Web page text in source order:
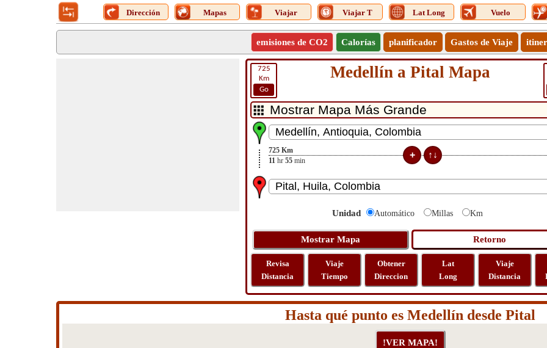
Dirección Mapas Viajar Viajar T Lat Long Vuelo
emisiones de CO2 Calorías planificador Gastos de Viaje
725
Km
Go
Medellín a Pital Mapa
725 Km
11 hr 55 min
Unidad Automático Millas Km
Revisa
Distancia
Viaje
Tiempo
Obtener
Direccion
Lat
Long
Viaje
Distancia
Hasta qué punto es Medellín desde Pital